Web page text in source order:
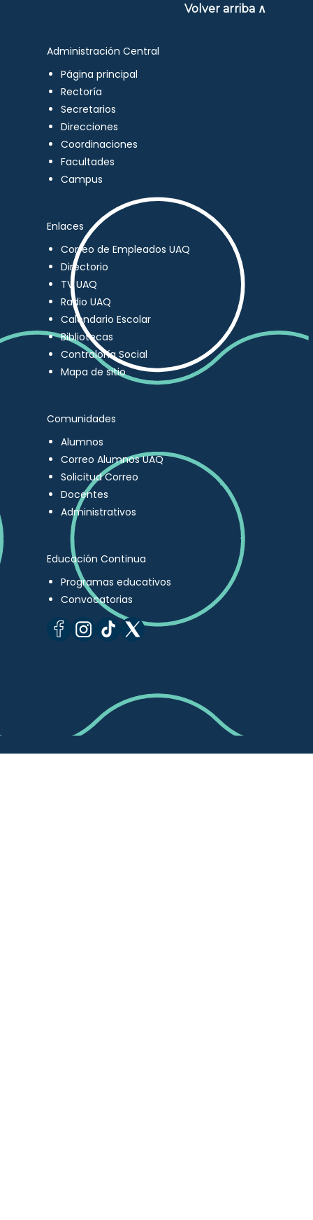
Volver arriba ∧
Administración Central
Página principal
Rectoría
Secretarios
Direcciones
Coordinaciones
Facultades
Campus
Enlaces
Correo de Empleados UAQ
Directorio
TV UAQ
Radio UAQ
Calendario Escolar
Bibliotecas
Contraloría Social
Mapa de sitio
Comunidades
Alumnos
Correo Alumnos UAQ
Solicitud Correo
Docentes
Administrativos
Educación Continua
Programas educativos
Convocatorias